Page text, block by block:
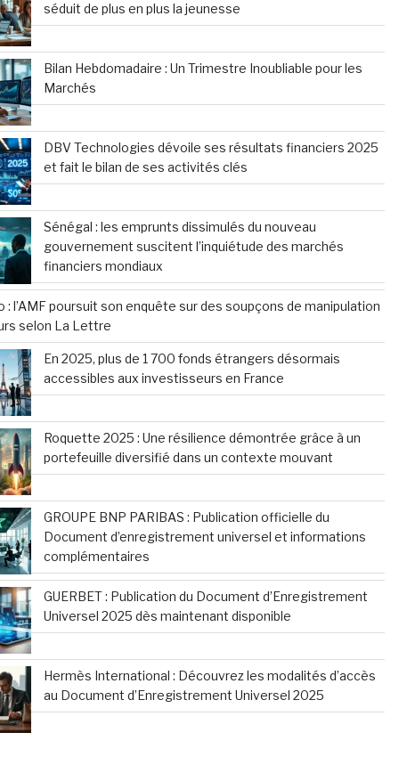
séduit de plus en plus la jeunesse
Bilan Hebdomadaire : Un Trimestre Inoubliable pour les
Marchés
DBV Technologies dévoile ses résultats financiers 2025
et fait le bilan de ses activités clés
Sénégal : les emprunts dissimulés du nouveau
gouvernement suscitent l’inquiétude des marchés
financiers mondiaux
: l’AMF poursuit son enquête sur des soupçons de manipulation
selon La Lettre
En 2025, plus de 1 700 fonds étrangers désormais
accessibles aux investisseurs en France
Roquette 2025 : Une résilience démontrée grâce à un
portefeuille diversifié dans un contexte mouvant
GROUPE BNP PARIBAS : Publication officielle du
Document d’enregistrement universel et informations
complémentaires
GUERBET : Publication du Document d’Enregistrement
Universel 2025 dès maintenant disponible
Hermès International : Découvrez les modalités d’accès
au Document d’Enregistrement Universel 2025